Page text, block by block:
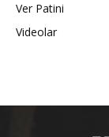
Ver Patini
Videolar